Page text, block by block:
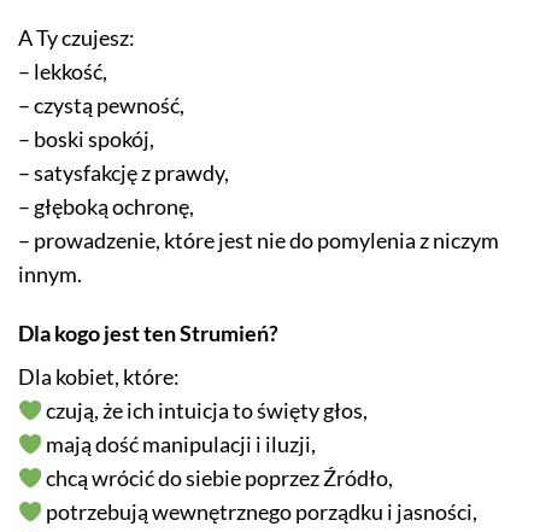
A Ty czujesz:
– lekkość,
– czystą pewność,
– boski spokój,
– satysfakcję z prawdy,
– głęboką ochronę,
– prowadzenie, które jest nie do pomylenia z niczym
innym.
Dla kogo jest ten Strumień?
Dla kobiet, które:
czują, że ich intuicja to święty głos,
mają dość manipulacji i iluzji,
chcą wrócić do siebie poprzez Źródło,
potrzebują wewnętrznego porządku i jasności,